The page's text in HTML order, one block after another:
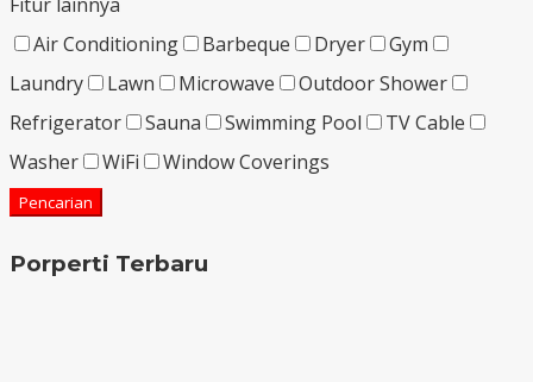
Air Conditioning
Barbeque Dryer
Gym
Laundry
Lawn Microwave
Outdoor Shower
Refrigerator
Sauna Swimming Pool
TV Cable
Washer
WiFi Window Coverings
Pencarian
Porperti Terbaru